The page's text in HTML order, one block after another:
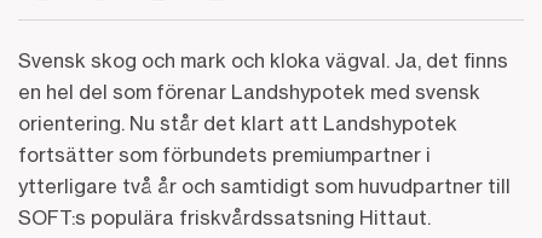
Svensk skog och mark och kloka vägval. Ja, det finns
en hel del som förenar Landshypotek med svensk
orientering. Nu står det klart att Landshypotek
fortsätter som förbundets premiumpartner i
ytterligare två år och samtidigt som huvudpartner till
SOFT:s populära friskvårdssatsning Hittaut.